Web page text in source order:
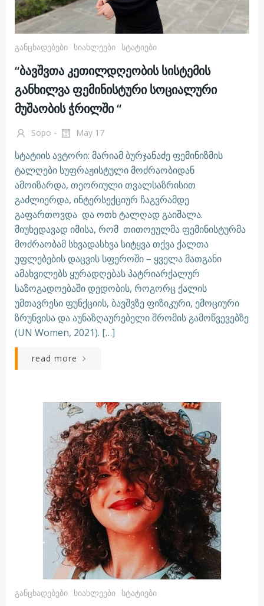
Განცხადებები Სიახლეები Სტატიები
“ბავშვთა კეთილდღეობის სისტემის
განხილვა ფემინისტური სოციალური
მუშაობის ჭრილში “
Sopo - May 17
სტატიის ავტორი: მარიამ ბურჯანაძე ფემინიზმის
ტალღები სუფრაჟისტული მოძრაობიდან
ამოიზარდა, თეორიული თვალსაზრისით
გაძლიერდა, ინტერსექციურ ჩაგვრამდე
გაფართოვდა და ოთხ ტალღად გაიშალა.
მიუხედავად იმისა, რომ თითოეულმა ფემინისტურმა
მოძრაობამ სხვადასხვა სიტყვა თქვა ქალთა
უფლებების დაცვის სფეროში – ყველა მათგანი
ამახვილებს ყურადღებას პატრიარქალურ
საზოგადოებაში დედობის, როგორც ქალის
უმთავრესი ფუნქციის, ბავშვზე ფიზიკური, ემოციური
ზრუნვისა და აუნაზღაურებელი შრომის გამოწვევებზე
(UN Women, 2021). […]
read more
Განცხადებები Სიახლეები Სტატიები